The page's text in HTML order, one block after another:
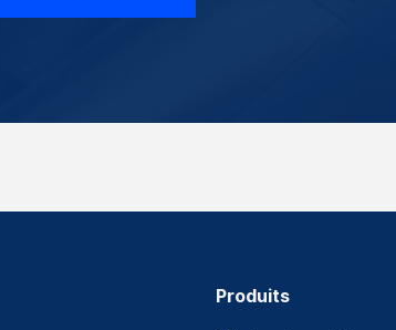
Produits